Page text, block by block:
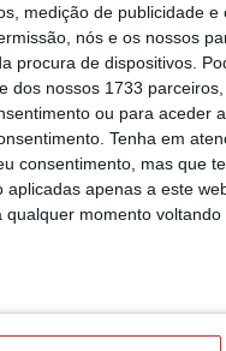
medição de publicidade
nós e os nossos
procura de dispositivos.
dos nossos 1733
ou para aceder
Tenha em
consentimento, mas que
apenas a este
momento
marroquino